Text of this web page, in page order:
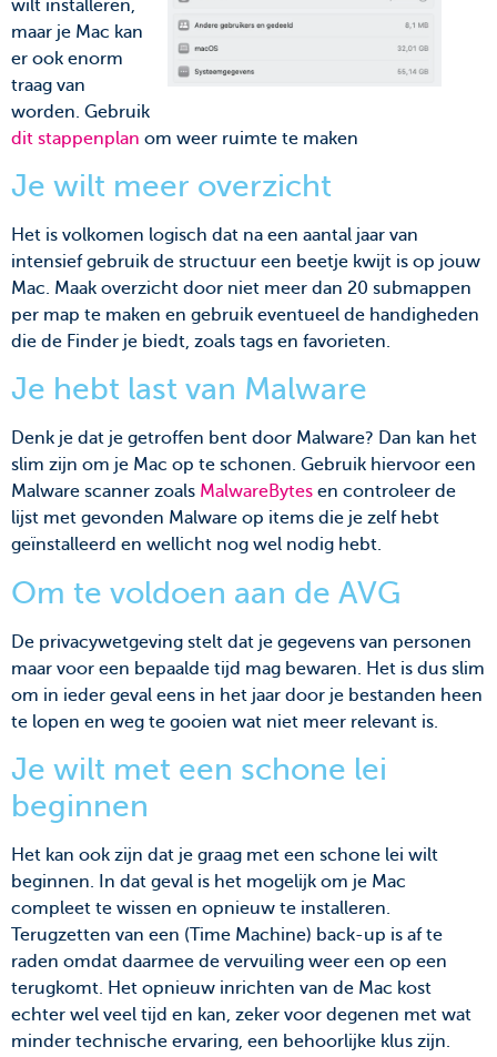
wilt installeren,
maar je Mac kan
er ook enorm
traag van
worden. Gebruik
dit stappenplan om weer ruimte te maken
Je wilt meer overzicht
Het is volkomen logisch dat na een aantal jaar van
intensief gebruik de structuur een beetje kwijt is op jouw
Mac. Maak overzicht door niet meer dan 20 submappen
per map te maken en gebruik eventueel de handigheden
die de Finder je biedt, zoals tags en favorieten.
Je hebt last van Malware
Denk je dat je getroffen bent door Malware? Dan kan het
slim zijn om je Mac op te schonen. Gebruik hiervoor een
Malware scanner zoals MalwareBytes en controleer de
lijst met gevonden Malware op items die je zelf hebt
geïnstalleerd en wellicht nog wel nodig hebt.
Om te voldoen aan de AVG
De privacywetgeving stelt dat je gegevens van personen
maar voor een bepaalde tijd mag bewaren. Het is dus slim
om in ieder geval eens in het jaar door je bestanden heen
te lopen en weg te gooien wat niet meer relevant is.
Je wilt met een schone lei
beginnen
Het kan ook zijn dat je graag met een schone lei wilt
beginnen. In dat geval is het mogelijk om je Mac
compleet te wissen en opnieuw te installeren.
Terugzetten van een (Time Machine) back-up is af te
raden omdat daarmee de vervuiling weer een op een
terugkomt. Het opnieuw inrichten van de Mac kost
echter wel veel tijd en kan, zeker voor degenen met wat
minder technische ervaring, een behoorlijke klus zijn.